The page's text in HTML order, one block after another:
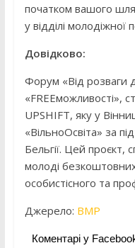
початком вашого
у відділі молодіжної
Довідково:
Форум «Від розваги
«FREEможливості»,
UPSHIFT, яку у
«ВільноОсвіта» за
Бельгії. Цей проєкт,
молоді
особистісного та
Джерело: ВМР
Коментарі у